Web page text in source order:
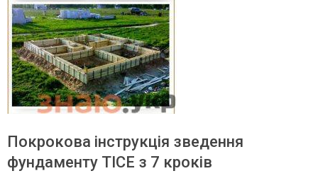
Покрокова інструкція зведення
фундаменту ТІСЕ з 7 кроків